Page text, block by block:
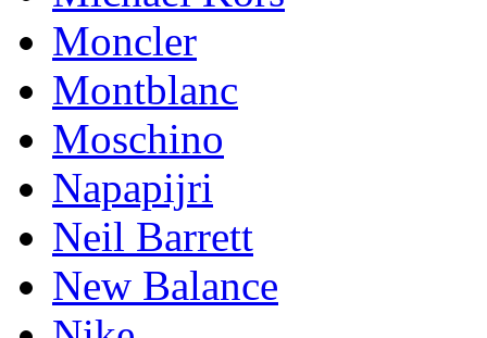
Mоnсlеr
Montblanc
Moschino
Napapijri
Neil Barrett
New Balance